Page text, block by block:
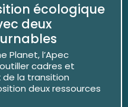
écologique
deux
Planet, l’Apec
cadres et
de la transition
deux ressources